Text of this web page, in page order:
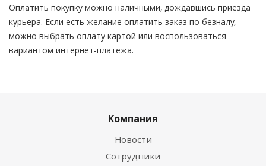
Оплатить покупку можно наличными, дождавшись приезда
курьера. Если есть желание оплатить заказ по безналу,
можно выбрать оплату картой или воспользоваться
вариантом интернет-платежа.
Компания
Новости
Сотрудники